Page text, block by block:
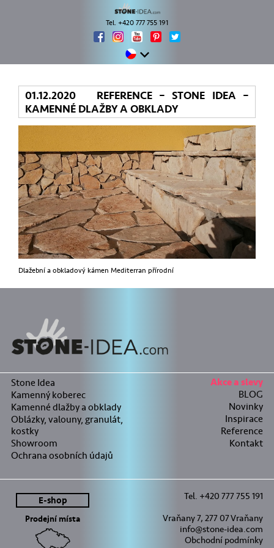
Tel. +420 777 755 191
01.12.2020 REFERENCE – STONE IDEA –
KAMENNÉ DLAŽBY A OBKLADY
Dlažební a obkladový kámen Mediterran přírodní
Stone Idea
Kamenný koberec
Kamenné dlažby a obklady
Oblázky, valouny, granulát,
kostky
Showroom
Ochrana osobních údajů
Akce a slevy
BLOG
Novinky
Inspirace
Reference
Kontakt
E-shop
Prodejní místa
Tel. +420 777 755 191
Vraňany 7, 277 07 Vraňany
info@stone-idea.com
Obchodní podmínky